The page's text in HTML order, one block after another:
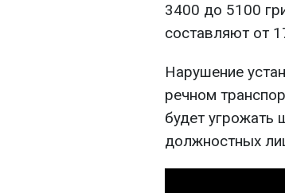
3400 до 5100
составляют от
Нарушение
речном
будет угрожать
должностных